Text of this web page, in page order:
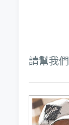
請幫我